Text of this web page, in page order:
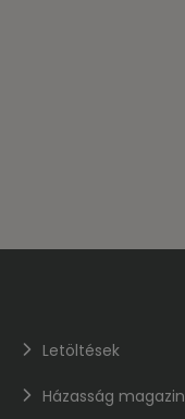
Letöltések
Házasság magazin